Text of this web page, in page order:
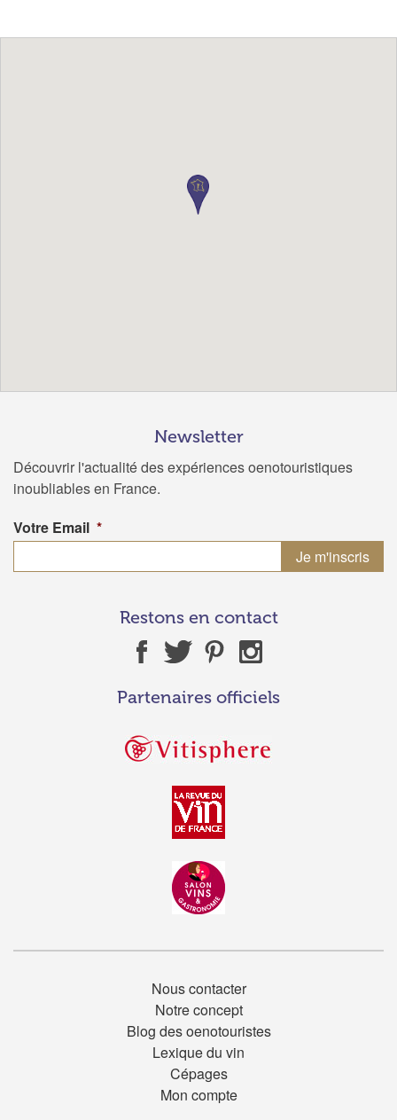
Newsletter
Découvrir l'actualité des expériences oenotouristiques
inoubliables en France.
Votre Email *
Restons en contact
Partenaires officiels
Nous contacter
Notre concept
Blog des oenotouristes
Lexique du vin
Cépages
Mon compte